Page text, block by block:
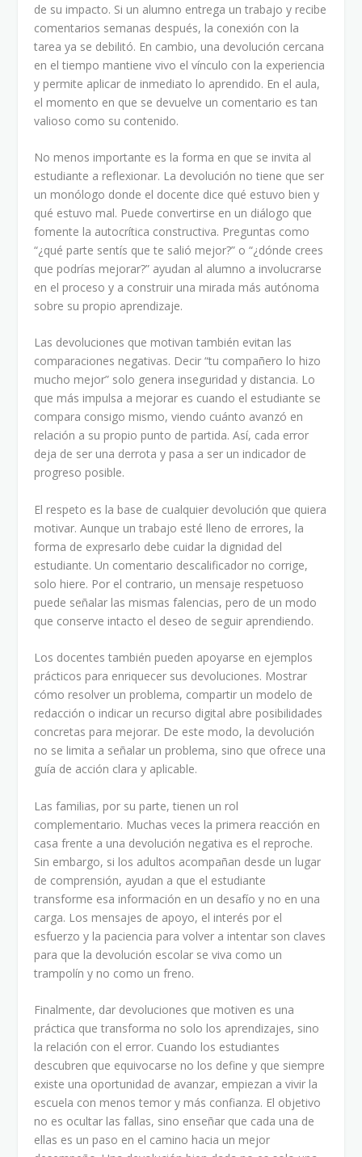
de su impacto. Si un alumno entrega un trabajo y recibe
comentarios semanas después, la conexión con la
tarea ya se debilitó. En cambio, una devolución cercana
en el tiempo mantiene vivo el vínculo con la experiencia
y permite aplicar de inmediato lo aprendido. En el aula,
el momento en que se devuelve un comentario es tan
valioso como su contenido.
No menos importante es la forma en que se invita al
estudiante a reflexionar. La devolución no tiene que ser
un monólogo donde el docente dice qué estuvo bien y
qué estuvo mal. Puede convertirse en un diálogo que
fomente la autocrítica constructiva. Preguntas como
“¿qué parte sentís que te salió mejor?” o “¿dónde crees
que podrías mejorar?” ayudan al alumno a involucrarse
en el proceso y a construir una mirada más autónoma
sobre su propio aprendizaje.
Las devoluciones que motivan también evitan las
comparaciones negativas. Decir “tu compañero lo hizo
mucho mejor” solo genera inseguridad y distancia. Lo
que más impulsa a mejorar es cuando el estudiante se
compara consigo mismo, viendo cuánto avanzó en
relación a su propio punto de partida. Así, cada error
deja de ser una derrota y pasa a ser un indicador de
progreso posible.
El respeto es la base de cualquier devolución que quiera
motivar. Aunque un trabajo esté lleno de errores, la
forma de expresarlo debe cuidar la dignidad del
estudiante. Un comentario descalificador no corrige,
solo hiere. Por el contrario, un mensaje respetuoso
puede señalar las mismas falencias, pero de un modo
que conserve intacto el deseo de seguir aprendiendo.
Los docentes también pueden apoyarse en ejemplos
prácticos para enriquecer sus devoluciones. Mostrar
cómo resolver un problema, compartir un modelo de
redacción o indicar un recurso digital abre posibilidades
concretas para mejorar. De este modo, la devolución
no se limita a señalar un problema, sino que ofrece una
guía de acción clara y aplicable.
Las familias, por su parte, tienen un rol
complementario. Muchas veces la primera reacción en
casa frente a una devolución negativa es el reproche.
Sin embargo, si los adultos acompañan desde un lugar
de comprensión, ayudan a que el estudiante
transforme esa información en un desafío y no en una
carga. Los mensajes de apoyo, el interés por el
esfuerzo y la paciencia para volver a intentar son claves
para que la devolución escolar se viva como un
trampolín y no como un freno.
Finalmente, dar devoluciones que motiven es una
práctica que transforma no solo los aprendizajes, sino
la relación con el error. Cuando los estudiantes
descubren que equivocarse no los define y que siempre
existe una oportunidad de avanzar, empiezan a vivir la
escuela con menos temor y más confianza. El objetivo
no es ocultar las fallas, sino enseñar que cada una de
ellas es un paso en el camino hacia un mejor